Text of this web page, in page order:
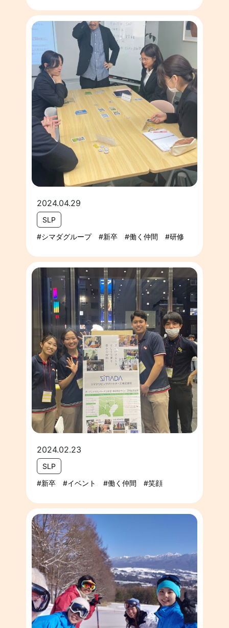
2024.04.29
SLP
シマダグループ
新卒 働く仲間 研修
2024.02.23
SLP
新卒
イベント 働く仲間 笑顔